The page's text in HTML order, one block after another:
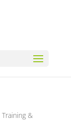
Training &